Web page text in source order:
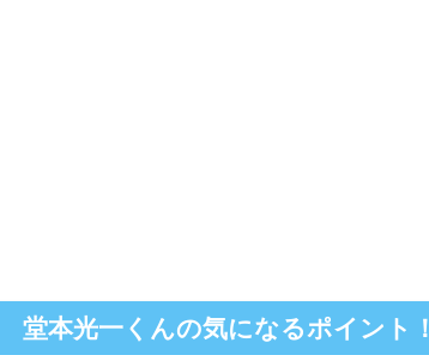
堂本光一くんの気になるポイント！